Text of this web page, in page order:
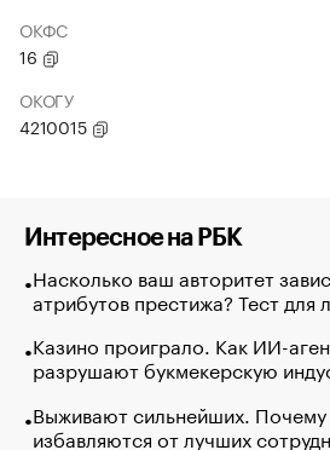
ОКФС
16
ОКОГУ
4210015
Интересное на РБК
Насколько ваш авторитет
атрибутов престижа? Тест для
Казино проиграло. Как ИИ-
разрушают букмекерскую
Выживают сильнейших.
избавляются от лучших